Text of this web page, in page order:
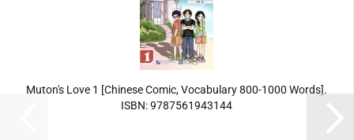
Muton's Love 1 [Chinese Comic, Vocabulary 800-1000 Words].
ISBN: 9787561943144